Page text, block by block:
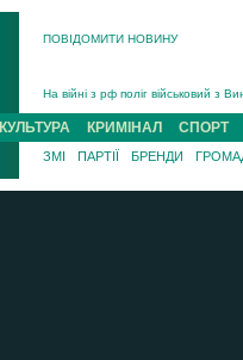
ПОВІДОМИТИ НОВИНУ
В Ужгороді 5 серпня
На війні з рф поліг військовий з
На війні загинув 26-річний
КУЛЬТУРА КРИМІНАЛ СПОРТ
ЗМІ ПАРТІЇ БРЕНДИ